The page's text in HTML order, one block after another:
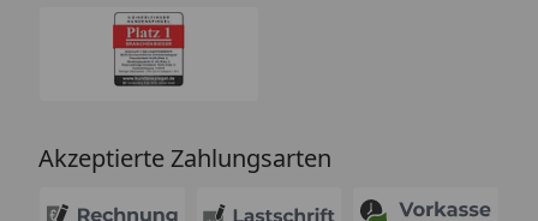
Akzeptierte Zahlungsarten